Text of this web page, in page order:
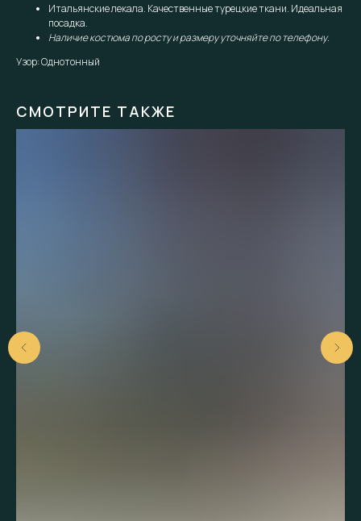
Итальянские лекала. Качественные турецкие ткани. Идеальная
посадка.
Наличие костюма по росту и размеру уточняйте по телефону.
Узор: Однотонный
СМОТРИТЕ ТАКЖЕ